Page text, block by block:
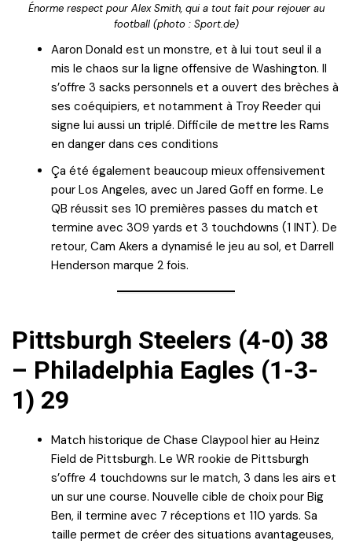
Énorme respect pour Alex Smith, qui a tout fait pour rejouer au
football (photo : Sport.de)
Aaron Donald est un monstre, et à lui tout seul il a
mis le chaos sur la ligne offensive de Washington. Il
s’offre 3 sacks personnels et a ouvert des brèches à
ses coéquipiers, et notamment à Troy Reeder qui
signe lui aussi un triplé. Difficile de mettre les Rams
en danger dans ces conditions
Ça été également beaucoup mieux offensivement
pour Los Angeles, avec un Jared Goff en forme. Le
QB réussit ses 10 premières passes du match et
termine avec 309 yards et 3 touchdowns (1 INT). De
retour, Cam Akers a dynamisé le jeu au sol, et Darrell
Henderson marque 2 fois.
Pittsburgh Steelers (4-0) 38
– Philadelphia Eagles (1-3-
1) 29
Match historique de Chase Claypool hier au Heinz
Field de Pittsburgh. Le WR rookie de Pittsburgh
s’offre 4 touchdowns sur le match, 3 dans les airs et
un sur une course. Nouvelle cible de choix pour Big
Ben, il termine avec 7 réceptions et 110 yards. Sa
taille permet de créer des situations avantageuses,